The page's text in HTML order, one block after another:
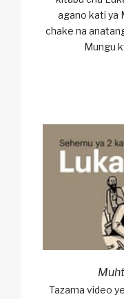
agano kati ya
chake na
Mungu
Tazama video